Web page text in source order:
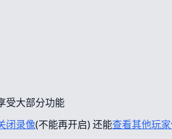
受大部分功能
闭录像(不能再开启) 还能查看其他玩